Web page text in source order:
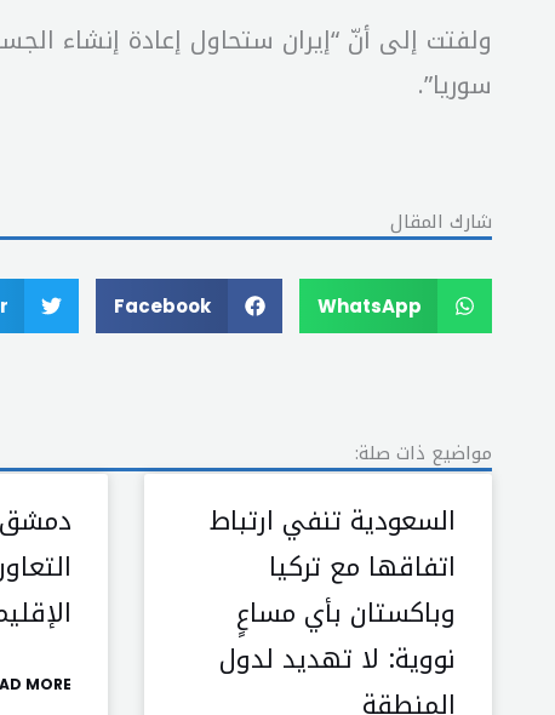
ولفتت إلى أنّ “إيران ستحاول إعادة إنشاء
سوريا”.
شارك المقال
WhatsApp
Facebook
مواضيع ذات صلة:
السعودية تنفي ارتباط
اتفاقها مع تركيا
وباكستان بأي مساعٍ
نووية: لا تهديد لدول
المنطقة
دمشق
MORE »